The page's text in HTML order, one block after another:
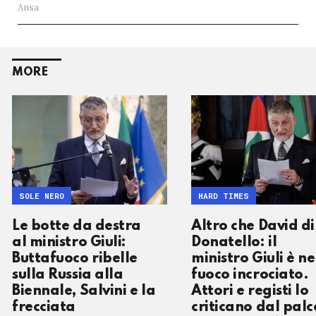
Ansa
MORE
Le botte da destra
al ministro Giuli:
Buttafuoco ribelle
sulla Russia alla
Biennale, Salvini e la
frecciata
SOLE NERO
Altro che David di
Donatello: il
ministro Giuli è
fuoco incrociato.
Attori e registi lo
criticano dal
HARD TIMES